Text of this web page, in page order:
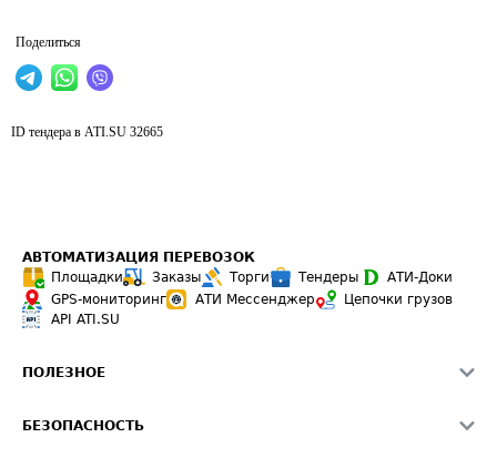
Поделиться
ID тендера в ATI.SU 32665
АВТОМАТИЗАЦИЯ ПЕРЕВОЗОК
Площадки
Заказы Торги Тендеры
АТИ-Доки
GPS-мониторинг
АТИ Мессенджер
Цепочки грузов
API ATI.SU
ПОЛЕЗНОЕ
БЕЗОПАСНОСТЬ